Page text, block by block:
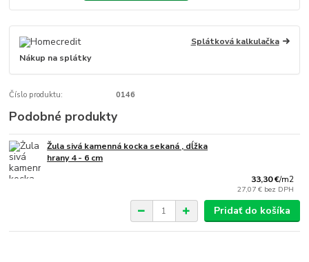
Splátková kalkulačka
Nákup na splátky
Číslo produktu: 0146
Podobné produkty
Žula sivá kamenná kocka sekaná , dĺžka
hrany 4 - 6 cm
33,30 €/m2
27,07 € bez DPH
Pridať do košíka